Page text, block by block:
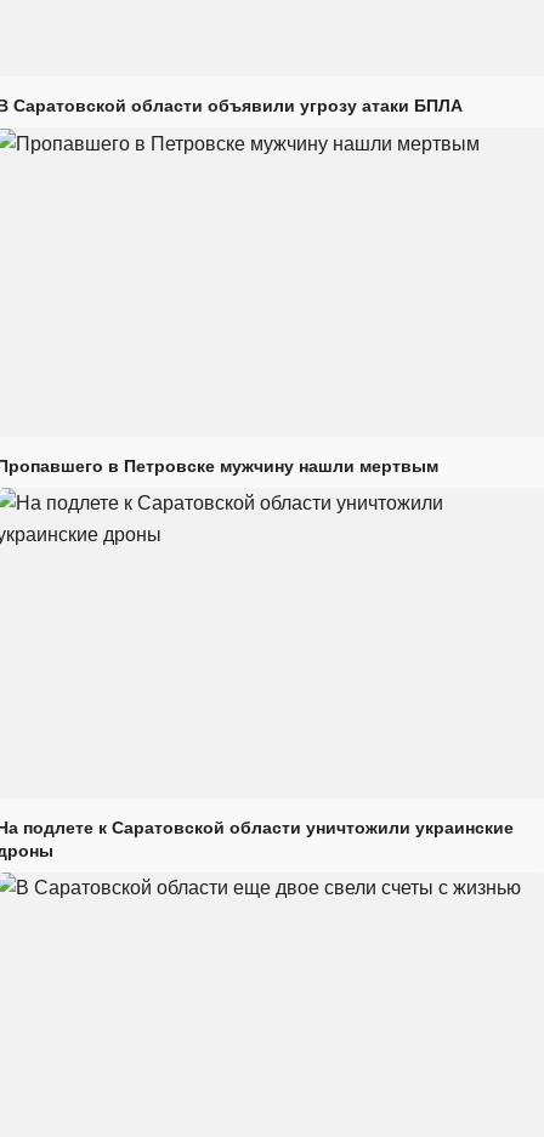
Саратовской области объявили угрозу атаки БПЛА
в Петровске мужчину нашли мертвым
подлете к Саратовской области уничтожили украинские